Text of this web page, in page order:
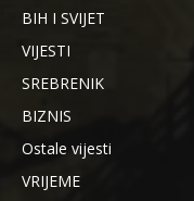
BIH I SVIJET
VIJESTI
SREBRENIK
BIZNIS
Ostale vijesti
VRIJEME